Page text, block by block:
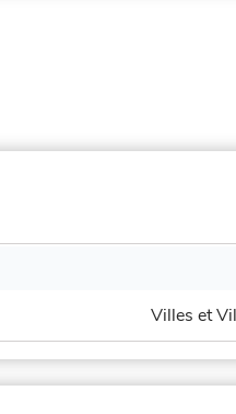
Villes et